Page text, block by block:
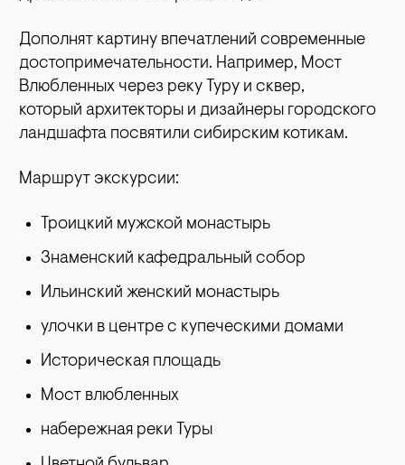
Дополнят картину впечатлений современные
достопримечательности. Например, Мост
Влюбленных через реку Туру и сквер,
который архитекторы и дизайнеры городского
ландшафта посвятили сибирским котикам.
Маршрут экскурсии:
Троицкий мужской монастырь
Знаменский кафедральный собор
Ильинский женский монастырь
улочки в центре с купеческими домами
Историческая площадь
Мост влюбленных
набережная реки Туры